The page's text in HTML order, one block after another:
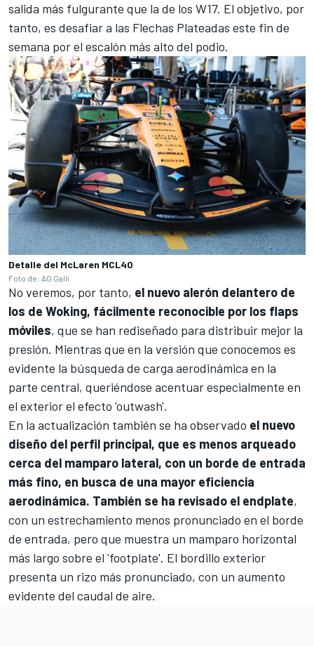
salida más fulgurante que la de los W17. El objetivo, por
tanto, es desafiar a las Flechas Plateadas este fin de
semana por el escalón más alto del podio.
Detalle del McLaren MCL40
Foto de: AG Galli
No veremos, por tanto, el nuevo alerón delantero de
los de Woking, fácilmente reconocible por los flaps
móviles, que se han rediseñado para distribuir mejor la
presión. Mientras que en la versión que conocemos es
evidente la búsqueda de carga aerodinámica en la
parte central, queriéndose acentuar especialmente en
el exterior el efecto 'outwash'.
En la actualización también se ha observado el nuevo
diseño del perfil principal, que es menos arqueado
cerca del mamparo lateral, con un borde de entrada
más fino, en busca de una mayor eficiencia
aerodinámica. También se ha revisado el endplate,
con un estrechamiento menos pronunciado en el borde
de entrada, pero que muestra un mamparo horizontal
más largo sobre el 'footplate'. El bordillo exterior
presenta un rizo más pronunciado, con un aumento
evidente del caudal de aire.